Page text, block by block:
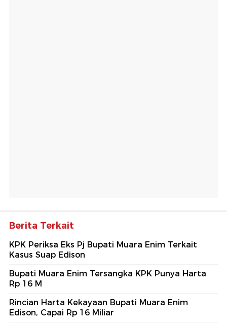
Berita Terkait
KPK Periksa Eks Pj Bupati Muara Enim Terkait
Kasus Suap Edison
Bupati Muara Enim Tersangka KPK Punya Harta
Rp 16 M
Rincian Harta Kekayaan Bupati Muara Enim
Edison, Capai Rp 16 Miliar